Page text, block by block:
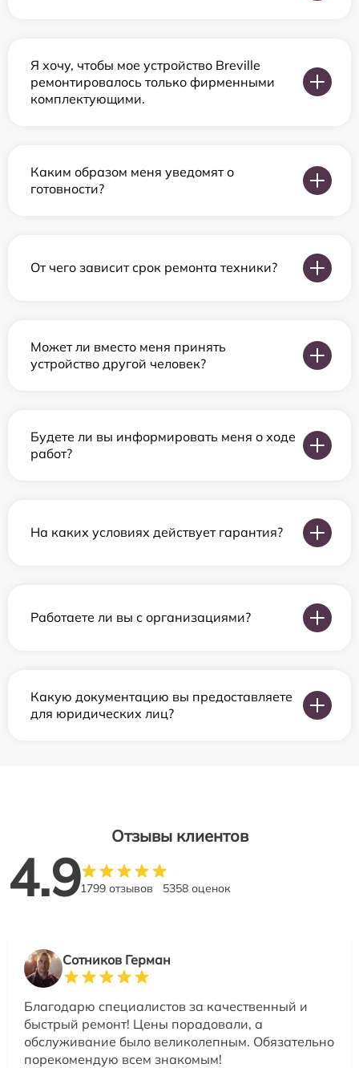
Я хочу, чтобы мое устройство Breville
ремонтировалось только фирменными
комплектующими.
Каким образом меня уведомят о
готовности?
От чего зависит срок ремонта техники?
Может ли вместо меня принять
устройство другой человек?
Будете ли вы информировать меня о ходе
работ?
На каких условиях действует гарантия?
Работаете ли вы с организациями?
Какую документацию вы предоставляете
для юридических лиц?
Отзывы клиентов
4.91799 отзывов 5358 оценок
Сотников Герман
Благодарю специалистов за качественный и
быстрый ремонт! Цены порадовали, а
обслуживание было великолепным. Обязательно
порекомендую всем знакомым!